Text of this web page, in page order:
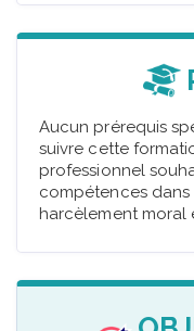
Aucun prérequis
suivre cette
professionnel
compétences
harcèlement moral